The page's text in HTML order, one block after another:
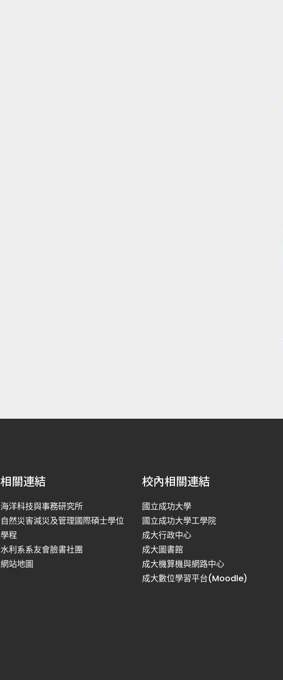
相關連結
海洋科技與事務研究所
自然災害減災及管理國際碩士學位
學程
水利系系友會臉書社團
網站地圖
校內相關連結
國立成功大學
國立成功大學工學院
成大行政中心
成大圖書館
成大機算機與網路中心
成大數位學習平台(Moodle)